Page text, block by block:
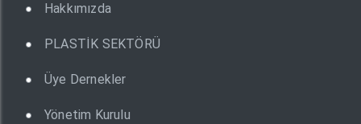
Hakkımızda
PLASTİK SEKTÖRÜ
Üye Dernekler
Yönetim Kurulu